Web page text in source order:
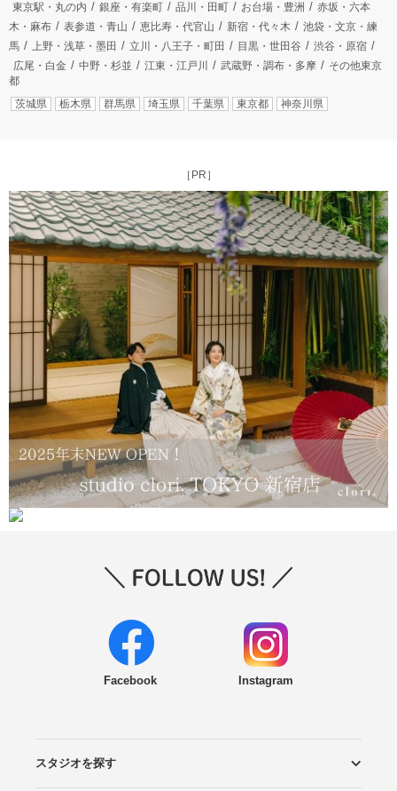
東京駅・丸の内 銀座・有楽町 品川・田町 お台場・豊洲
赤坂・六本
木・麻布
表参道・青山 恵比寿・代官山 新宿・代々木
池袋・文京・練
馬
上野・浅草・墨田 立川・八王子・町田 目黒・世田谷
渋谷・原宿
広尾・白金
中野・杉並 江東・江戸川 武蔵野・調布・多摩
その他東京
都
茨城県
栃木県 群馬県 埼玉県 千葉県 東京都 神奈川県
［PR］
Facebook Instagram
スタジオを探す